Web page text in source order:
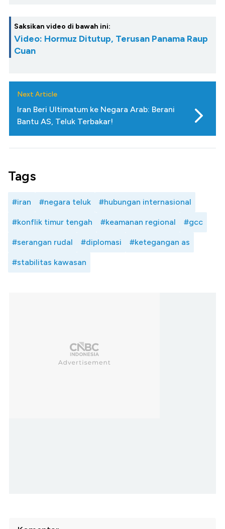
Saksikan video di bawah ini:
Video: Hormuz Ditutup, Terusan Panama Raup
Cuan
Next Article
Iran Beri Ultimatum ke Negara Arab: Berani
Bantu AS, Teluk Terbakar!
Tags
#iran #negara teluk #hubungan internasional
#konflik timur tengah #keamanan regional #gcc
#serangan rudal #diplomasi #ketegangan as
#stabilitas kawasan